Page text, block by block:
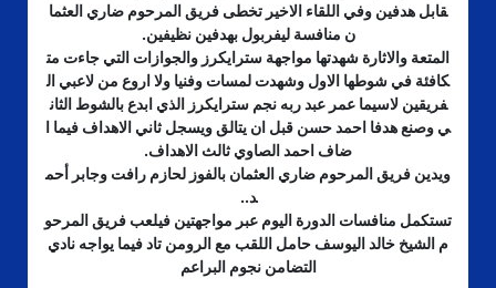
قابل هدفين وفي اللقاء الاخير تخطى فريق المرحوم ضاري العثما
ن منافسة ليفربول بهدفين نظيفين.
المتعة والاثارة شهدتها مواجهة سترايكرز والجوازات التي جاءت مت
كافئة في شوطها الاول وشهدت لمسات وفنيا ولا اروع من لاعبي ال
فريقين لاسيما عمر عبد ربه نجم سترايكرز الذي ابدع بالشوط الثان
ي وصنع هدفا احمد حسن قبل ان يتالق ويسجل ثاني الاهداف فيما ا
ضاف احمد الصاوي ثالث الاهداف.
ويدين فريق المرحوم ضاري العثمان بالفوز لحازم رافت وجابر أحم
د..
تستكمل منافسات الدورة اليوم عبر مواجهتين فيلعب فريق المرحو
م الشيخ خالد اليوسف حامل اللقب مع الرومن تاد فيما يواجه نادي
التضامن نجوم البراعم